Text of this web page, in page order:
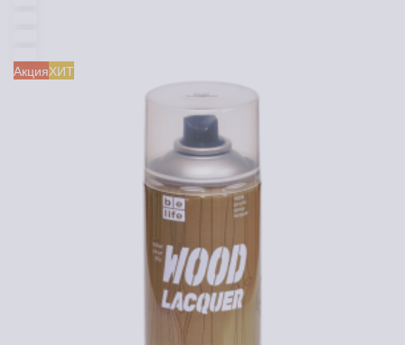
АкцияХИТ